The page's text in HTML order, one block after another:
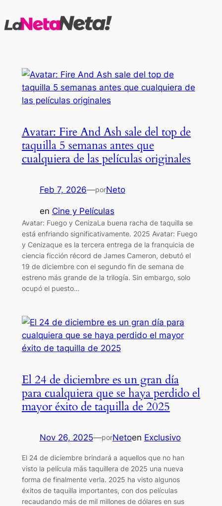
al
Avatar: Fire And Ash sale del top de
taquilla 5 semanas antes que
cualquiera de las películas originales
Feb 7, 2026—porNeto
en Cine y Películas
Avatar: Fuego y CenizaLa buena racha de taquilla se
está enfriando significativamente. 2025 Avatar: Fuego
y Cenizaque es la tercera entrega de la franquicia de
ciencia ficción récord de James Cameron, debutó el
19 de diciembre con el segundo fin de semana de
estreno más grande de la trilogía. Sin embargo, solo
ocupó el puesto…
El 24 de diciembre es un gran día
para cualquiera que se haya perdido el
mayor éxito de taquilla de 2025
Nov 26, 2025—porNetoen Exclusivo
El 24 de diciembre brindará a aquellos que no han
visto la película más taquillera de 2025 una nueva
forma de finalmente verla. 2025 ha visto algunos
éxitos de taquilla importantes, con dos películas
recaudando más de mil millones de dólares en sus